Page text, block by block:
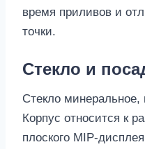
время приливов и
точки.
Стекло и
Стекло
Корпус относится к
плоского MIP-